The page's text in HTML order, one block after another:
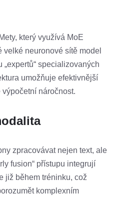
který využívá MoE
neuronové sítě model
specializovaných
umožňuje efektivnější
náročnost.
zpracovávat nejen text, ale
fusion“ přístupu integrují
již během tréninku, což
komplexním